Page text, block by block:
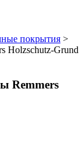
покрытия >
Holzschutz-Grund
Remmers